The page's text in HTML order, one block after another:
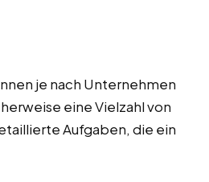
je nach Unternehmen
eine Vielzahl von
Aufgaben, die ein